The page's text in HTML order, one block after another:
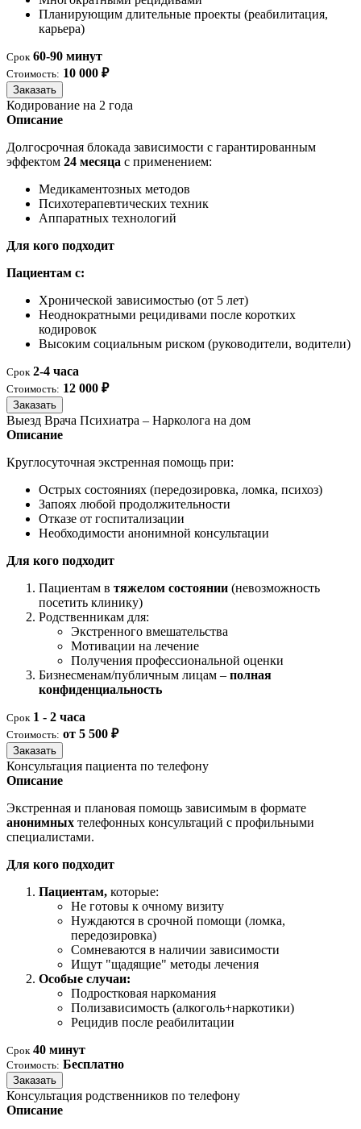
Планирующим длительные проекты (реабилитация,
карьера)
Срок 60-90 минут
Стоимость: 10 000 ₽
Заказать
Кодирование на 2 года
Описание
Долгосрочная блокада зависимости с гарантированным
эффектом 24 месяца с применением:
Медикаментозных методов
Психотерапевтических техник
Аппаратных технологий
Для кого подходит
Пациентам с:
Хронической зависимостью (от 5 лет)
Неоднократными рецидивами после коротких
кодировок
Высоким социальным риском (руководители, водители)
Срок 2-4 часа
Стоимость: 12 000 ₽
Заказать
Выезд Врача Психиатра – Нарколога на дом
Описание
Круглосуточная экстренная помощь при:
Острых состояниях (передозировка, ломка, психоз)
Запоях любой продолжительности
Отказе от госпитализации
Необходимости анонимной консультации
Для кого подходит
Пациентам в тяжелом состоянии (невозможность
посетить клинику)
Родственникам для:
Экстренного вмешательства
Мотивации на лечение
Получения профессиональной оценки
Бизнесменам/публичным лицам – полная
конфиденциальность
Срок 1 - 2 часа
Стоимость: от 5 500 ₽
Заказать
Консультация пациента по телефону
Описание
Экстренная и плановая помощь зависимым в формате
анонимных телефонных консультаций с профильными
специалистами.
Для кого подходит
Пациентам, которые:
Не готовы к очному визиту
Нуждаются в срочной помощи (ломка,
передозировка)
Сомневаются в наличии зависимости
Ищут "щадящие" методы лечения
Особые случаи:
Подростковая наркомания
Полизависимость (алкоголь+наркотики)
Рецидив после реабилитации
Срок 40 минут
Стоимость: Бесплатно
Заказать
Консультация родственников по телефону
Описание